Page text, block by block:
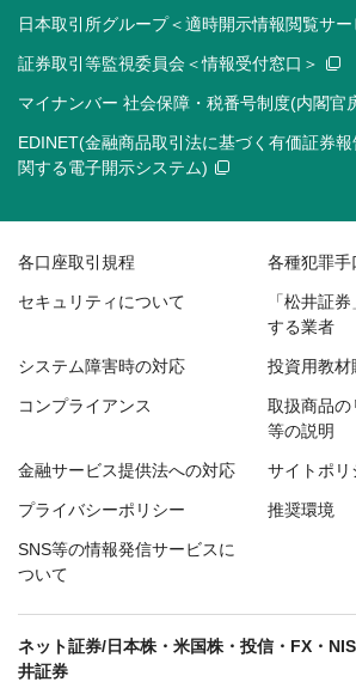
日本取引所グループ＜適時開示情報閲覧サー
証券取引等監視委員会＜情報受付窓口＞
マイナンバー 社会保障・税番号制度(内閣官
EDINET(金融商品取引法に基づく有価証券
関する電子開示システム)
各口座取引規程 各種犯罪手
セキュリティについて
「松井証
する業者
システム障害時の対応 投資用教材
コンプライアンス
取扱商品の
等の説明
金融サービス提供法への対応 サイトポリ
プライバシーポリシー 推奨環境
SNS等の情報発信サービスに
ついて
ネット証券/日本株・米国株・投信・FX・
井証券